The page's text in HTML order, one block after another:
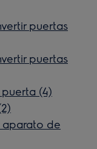
puertas
puertas
(4)
aparato de